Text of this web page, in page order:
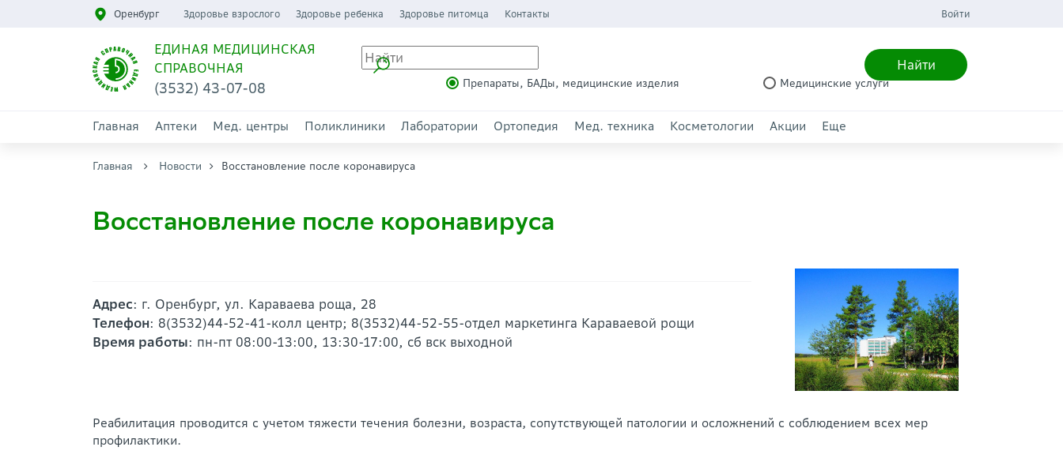
Оренбург Здоровье взрослого Здоровье ребенка Здоровье питомца Контакты Войти
ЕДИНАЯ МЕДИЦИНСКАЯ
СПРАВОЧНАЯ
(3532) 43-07-08
Найти
Препараты, БАДы, медицинские изделия Медицинские услуги
Главная Аптеки Мед. центры Поликлиники Лаборатории Ортопедия Мед. техника Косметологии Акции Еще
Главная Новости Восстановление после коронавируса
Восстановление после коронавируса
Адрес: г. Оренбург, ул. Караваева роща, 28
Телефон: 8(3532)44-52-41-колл центр; 8(3532)44-52-55-отдел маркетинга Караваевой рощи
Время работы: пн-пт 08:00-13:00, 13:30-17:00, сб вск выходной
Реабилитация проводится с учетом тяжести течения болезни, возраста, сопутствующей патологии и осложнений с соблюдением всех мер
профилактики.